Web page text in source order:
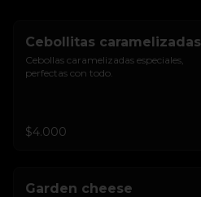
Cebollitas caramelizadas
Cebollas caramelizadas especiales,
perfectas con todo.
$4.000
Garden cheese